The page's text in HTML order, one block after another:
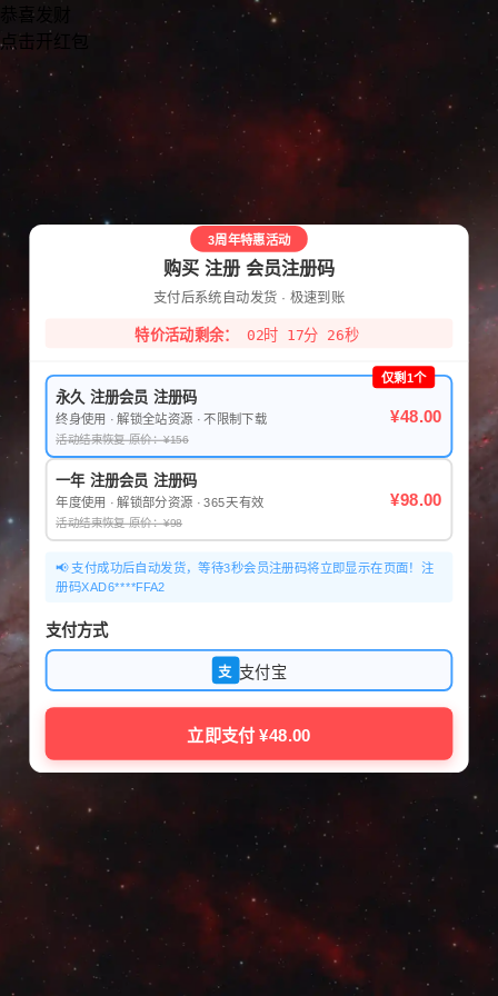
恭喜发财
点击开红包
3周年特惠活动
购买 注册 会员注册码
支付后系统自动发货 · 极速到账
特价活动剩余： 02时 17分 26秒
仅剩1个
永久 注册会员 注册码
终身使用 · 解锁全站资源 · 不限制下载
活动结束恢复 原价：¥156
¥48.00
一年 注册会员 注册码
年度使用 · 解锁部分资源 · 365天有效
活动结束恢复 原价：¥98
¥98.00
📢 支付成功后自动发货，等待3秒会员注册码将立即显示在页面！注
册码XAD6****FFA2
支付方式
支 支付宝
立即支付 ¥48.00